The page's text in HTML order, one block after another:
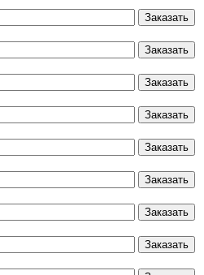
Заказать
Заказать
Заказать
Заказать
Заказать
Заказать
Заказать
Заказать